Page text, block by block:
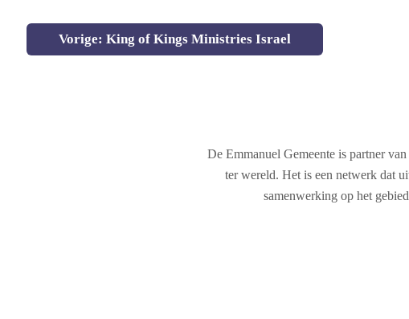
Vorige: King of Kings Ministries Israel
De Emmanuel Gemeente is partner
ter wereld. Het is een netwerk dat
samenwerking op het